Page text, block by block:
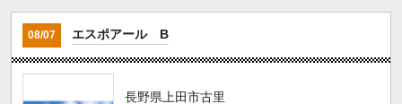
08/07 エスポアール B
長野県上田市古里